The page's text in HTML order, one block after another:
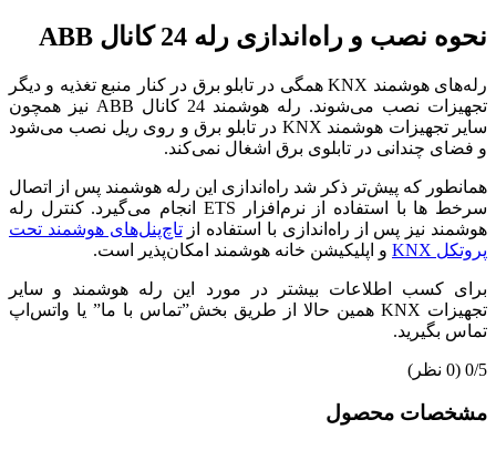
نحوه نصب و راه‌اندازی رله 24 کانال ABB
رله‌های هوشمند KNX همگی در تابلو برق در کنار منبع تغذیه و دیگر
تجهیزات نصب می‌شوند. رله هوشمند 24 کانال ABB نیز همچون
سایر تجهیزات هوشمند KNX در تابلو برق و روی ریل‌ نصب می‌شود
و فضای چندانی در تابلوی برق اشغال نمی‌کند.
همانطور که پیش‌تر ذکر شد راه‌‌اندازی این رله هوشمند پس از اتصال
سرخط ها با استفاده از نرم‌افزار ETS انجام می‌گیرد. کنترل رله
هوشمند نیز پس از راه‌اندازی با استفاده ازتاچ‌پنل‌های هوشمند تحت
پروتکل KNX
و اپلیکیشن خانه هوشمند امکان‌پذیر است.
برای کسب اطلاعات بیشتر در مورد این رله هوشمند و سایر
تجهیزات KNX همین حالا از طریق بخش”تماس با ما” یا واتس‌اپ
تماس بگیرید.
‫0/5 ‫(0 نظر)
مشخصات محصول